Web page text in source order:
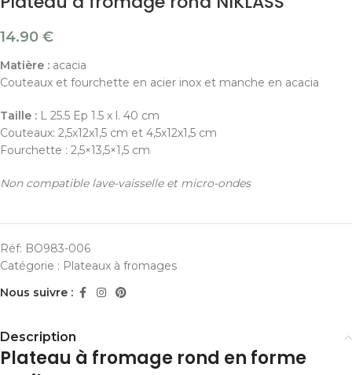
14.90 €
Matière : acacia
Couteaux et fourchette en acier inox et manche en acacia
Taille : L 25.5 Ep 1.5 x l. 40 cm
Couteaux: 2,5x12x1,5 cm et 4,5x12x1,5 cm
Fourchette : 2,5×13,5×1,5 cm
Non compatible lave-vaisselle et micro-ondes
Réf: BO983-006
Catégorie : Plateaux à fromages
Nous suivre :
Description
Plateau à fromage rond en forme